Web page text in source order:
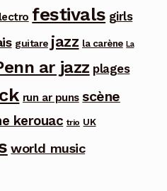
festivals girls
guitare jazz la carène La
ar jazz plages
run ar puns scène
kerouac trio UK
world music